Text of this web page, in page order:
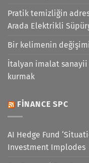
Pratik temizliğin
Arada Elektrikli
Bir kelimenin
İtalyan imalat sanayii
kurmak
FINANCE SPC
AI Hedge Fund
Investment Implodes